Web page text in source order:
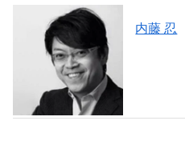
内藤 忍